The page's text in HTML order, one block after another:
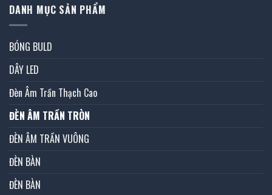
DANH MỤC SẢN PHẨM
BÓNG BULD
DÂY LED
Đèn Âm Trần Thạch Cao
ĐÈN ÂM TRẦN TRÒN
ĐÈN ÂM TRẦN VUÔNG
ĐÈN BÀN
ĐÈN BÀN